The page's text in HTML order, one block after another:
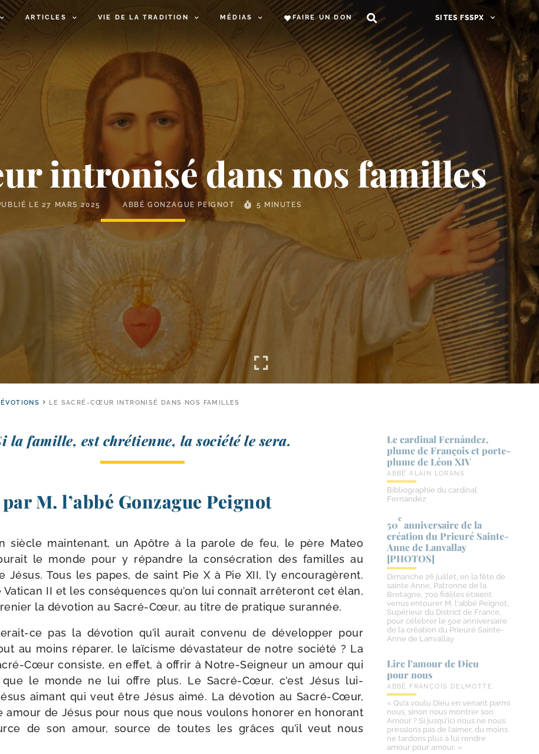
ARTICLES VIE DE LA TRADITION MÉDIAS FAIRE UN DON SITES FSSPX
intronisé dans nos familles
LE 27 MARS 2025 ABBÉ GONZAGUE PEIGNOT 5 MINUTES
LE SACRÉ-CŒUR INTRONISÉ DANS NOS FAMILLES
la famille, est chré­tienne, la socié­té le sera.
M. l’abbé Gonzague Peignot
siècle main­te­nant, un Apôtre à la parole de feu, le père Mateo
le monde pour y répandre la consé­cra­tion des familles au
Jésus. Tous les papes, de saint Pie X à Pie XII, l’y encou­ra­gèrent.
Vatican II et les consé­quences qu’on lui connaît arrê­te­ront cet élan,
la dévo­tion au Sacré-​Cœur, au titre de pra­tique surannée.
​ce pas la dévo­tion qu’il aurait conve­nu de déve­lop­per pour
au moins répa­rer, le laï­cisme dévas­ta­teur de notre socié­té ? La
​Cœur consiste, en effet, à offrir à Notre-​Seigneur un amour qui
le monde ne lui offre plus. Le Sacré-​Cœur, c’est Jésus lui-​
aimant qui veut être Jésus aimé. La dévo­tion au Sacré-​Cœur,
amour de Jésus pour nous que nous vou­lons hono­rer en hono­rant
de son amour, source de toutes les grâces qu’il veut nous
Le cardinal Fernández,
plume de François et porte-​
plume de Léon XIV
ABBÉ ALAIN LORANS
Bibliographie du cardinal
Fernandez
50
e
anniversaire de la
création du Prieuré Sainte-​
Anne de Lanvallay
[PHOTOS]
Dimanche 26 juillet, en la fête de
sainte Anne, Patronne de la
Bretagne, 700 fidèles étaient
venus entourer M. l'abbé Peignot,
Supérieur du District de France,
pour célébrer le 50e anniversaire
de la création du Prieuré Sainte-
Anne de Lanvallay
Lire l’amour de Dieu
pour nous
ABBÉ FRANÇOIS DELMOTTE
« Qu’a voulu Dieu en venant parmi
nous, sinon nous montrer son
Amour ? Si jusqu’ici nous ne nous
pressions pas de l’aimer, du moins
ne tardons plus à lui rendre
amour pour amour. »